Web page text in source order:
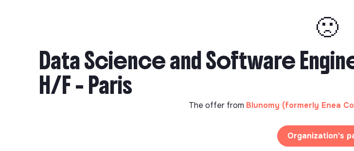
🙁
Data Science and Software
H/F - Paris
The offer from Blunomy (formerly Enea
Organization's